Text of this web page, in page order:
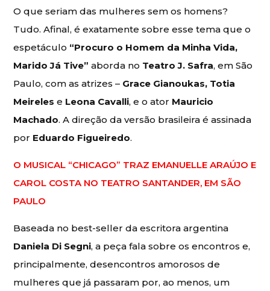
O que seriam das mulheres sem os homens?
Tudo. Afinal, é exatamente sobre esse tema que o
espetáculo “Procuro o Homem da Minha Vida,
Marido Já Tive” aborda no Teatro J. Safra, em São
Paulo, com as atrizes – Grace Gianoukas, Totia
Meireles e Leona Cavalli, e o ator Mauricio
Machado. A direção da versão brasileira é assinada
por Eduardo Figueiredo.
O MUSICAL “CHICAGO” TRAZ EMANUELLE ARAÚJO E
CAROL COSTA NO TEATRO SANTANDER, EM SÃO
PAULO
Baseada no best-seller da escritora argentina
Daniela Di Segni, a peça fala sobre os encontros e,
principalmente, desencontros amorosos de
mulheres que já passaram por, ao menos, um